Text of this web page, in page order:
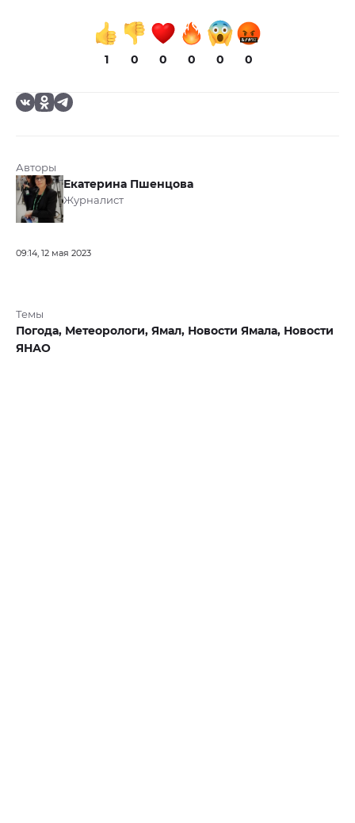
1 0 0 0 0 0
Авторы
Екатерина Пшенцова
Журналист
09:14, 12 мая 2023
Темы
Погода, Метеорологи, Ямал, Новости Ямала, Новости
ЯНАО